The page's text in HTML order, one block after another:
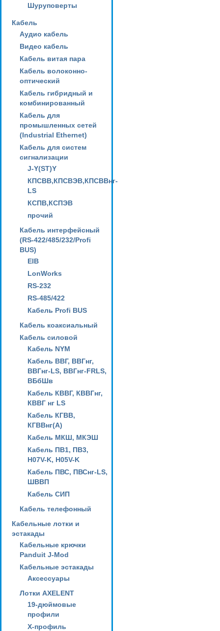
Шуруповерты
Кабель
Аудио кабель
Видео кабель
Кабель витая пара
Кабель волоконно-
оптический
Кабель гибридный и
комбинированный
Кабель для
промышленных сетей
(Industrial Ethernet)
Кабель для систем
сигнализации
J-Y(ST)Y
КПСВВ,КПСВЭВ,КПСВВнг-
LS
КСПВ,КСПЭВ
прочий
Кабель интерфейсный
(RS-422/485/232/Profi
BUS)
EIB
LonWorks
RS-232
RS-485/422
Кабель Profi BUS
Кабель коаксиальный
Кабель силовой
Кабель NYM
Кабель ВВГ, ВВГнг,
ВВГнг-LS, ВВГнг-FRLS,
ВБбШв
Кабель КВВГ, КВВГнг,
КВВГ нг LS
Кабель КГВВ,
КГВВнг(А)
Кабель МКШ, МКЭШ
Кабель ПВ1, ПВ3,
H07V-K, H05V-K
Кабель ПВС, ПВСнг-LS,
ШВВП
Кабель СИП
Кабель телефонный
Кабельные лотки и
эстакады
Кабельные крючки
Panduit J-Mod
Кабельные эстакады
Аксессуары
Лотки AXELENT
19-дюймовые
профили
X-профиль